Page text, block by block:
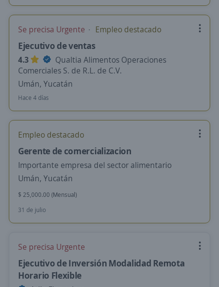
Se precisa Urgente Empleo destacado
Ejecutivo de ventas
4.3
Qualtia Alimentos Operaciones
Comerciales S. de R.L. de C.V.
Umán, Yucatán
Hace 4 días
Empleo destacado
Gerente de comercializacion
Importante empresa del sector alimentario
Umán, Yucatán
$ 25,000.00 (Mensual)
31 de julio
Se precisa Urgente
Ejecutivo de Inversión Modalidad Remota
Horario Flexible